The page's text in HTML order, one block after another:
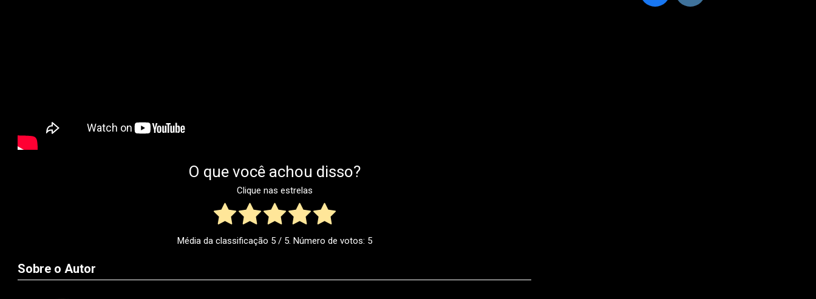
O que você achou disso?
Clique nas estrelas
Média da classificação 5/ 5. Número de votos: 5
Sobre o Autor